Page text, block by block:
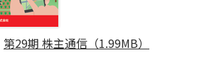
第29期 株主通信（1.99MB）